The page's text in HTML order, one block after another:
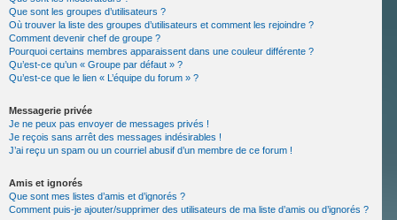
Que sont les groupes d’utilisateurs ?
Où trouver la liste des groupes d’utilisateurs et comment les rejoindre ?
Comment devenir chef de groupe ?
Pourquoi certains membres apparaissent dans une couleur différente ?
Qu’est-ce qu’un « Groupe par défaut » ?
Qu’est-ce que le lien « L’équipe du forum » ?
Messagerie privée
Je ne peux pas envoyer de messages privés !
Je reçois sans arrêt des messages indésirables !
J’ai reçu un spam ou un courriel abusif d’un membre de ce forum !
Amis et ignorés
Que sont mes listes d’amis et d’ignorés ?
Comment puis-je ajouter/supprimer des utilisateurs de ma liste d’amis ou d’ignorés ?